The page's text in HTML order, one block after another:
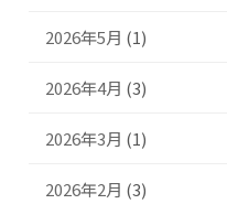
2026年5月 (1)
2026年4月 (3)
2026年3月 (1)
2026年2月 (3)